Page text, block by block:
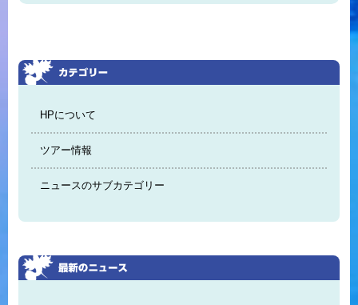
HPについて
ツアー情報
ニュースのサブカテゴリー